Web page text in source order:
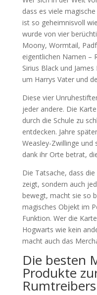
dass es viele
ist so geheimnisvoll
wurde von vier
Moony, Wormtail,
eigentlichen Namen –
Sirius Black und
um Harrys Vater und
Diese vier
jeder andere. Die
durch die Schule zu
entdecken. Jahre
Weasley-Zwillinge und
dank ihr Orte betrat,
Die Tatsache, dass
zeigt, sondern auch
bewegt, macht sie so
magisches Objekt im
Funktion. Wer die
Hogwarts wie kein
macht auch das
Die besten
Produkte
Rumtreibers